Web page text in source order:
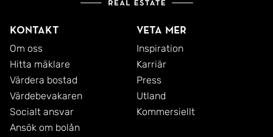
Kontakt
Om oss
Hitta mäklare
Värdera bostad
Värdebevakaren
Socialt ansvar
Ansök om bolån
Veta mer
Inspiration
Karriär
Press
Utland
Kommersiellt